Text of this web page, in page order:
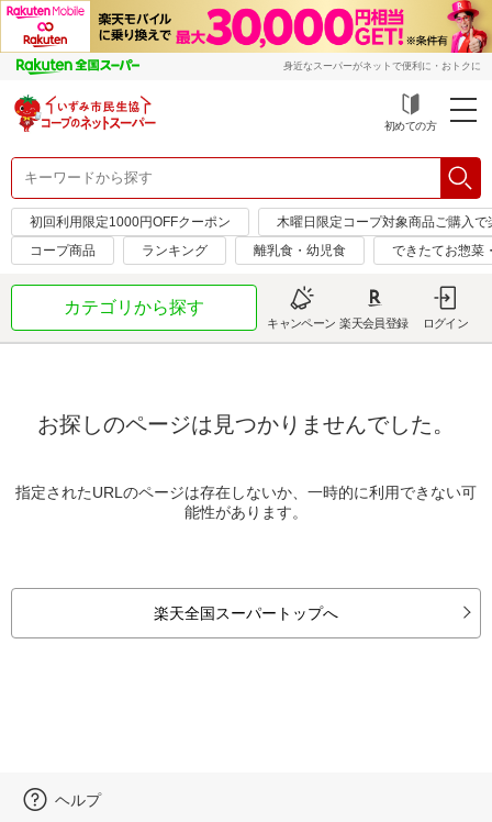
身近なスーパーがネットで便利に・おトクに
初めての方
初回利用限定1000円OFFクーポン
木曜日限定コープ対象商品ご購入
コープ商品
ランキング 離乳食・幼児食 できたてお惣菜
カテゴリから探す
キャンペーン 楽天会員登録 ログイン
お探しのページは見つかりませんでした。
指定されたURLのページは存在しないか、一時的に利用できない可
能性があります。
楽天全国スーパートップへ
ヘルプ